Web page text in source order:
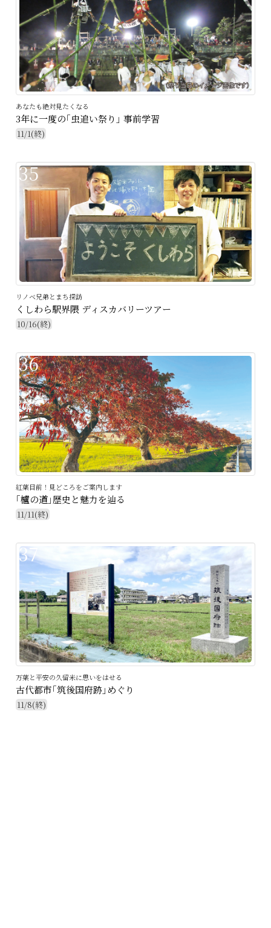
あなたも絶対見たくなる
3年に一度の｢虫追い祭り｣ 事前学習
11/1(終)
35
リノベ兄弟とまち探訪
くしわら駅界隈 ディスカバリーツアー
10/16(終)
36
紅葉目前！見どころをご案内します
｢櫨の道｣歴史と魅力を辿る
11/11(終)
37
万葉と平安の久留米に思いをはせる
古代都市｢筑後国府跡｣めぐり
11/8(終)